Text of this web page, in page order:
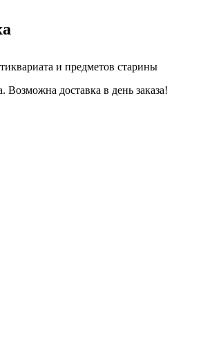
и предметов старины
Возможна доставка в день заказа!